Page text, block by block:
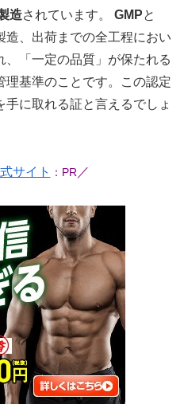
造されています。 GMPと
造、出荷までの全工程におい
「一定の品質」が保たれる
理基準のことです。この認定
に取れる証と言えるでしょ
サイト ：PR ／